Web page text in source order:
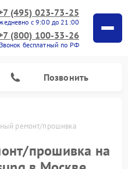
(495) 023-73-25
с 9:00 до 21:00
(800) 100-33-26
Звонок бесплатный по РФ
Позвонить
ремонт/прошивка
прошивка на